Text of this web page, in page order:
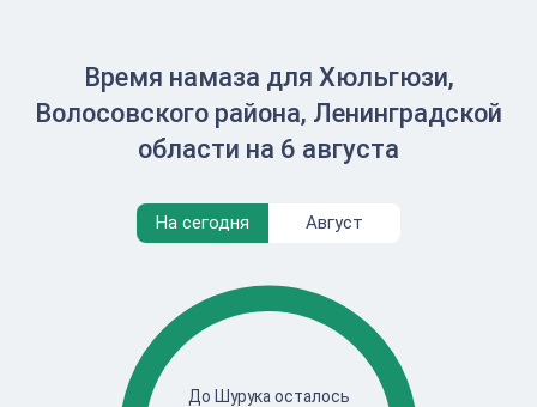
Время намаза для Хюльгюзи,
Волосовского района, Ленинградской
области на 6 августа
На сегодня Август
До Шурука осталось